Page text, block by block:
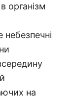
організм
небезпечні
на